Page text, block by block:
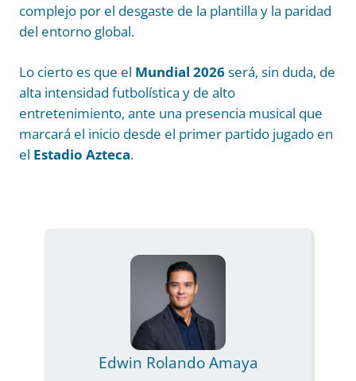
complejo por el desgaste de la plantilla y la paridad
del entorno global.
Lo cierto es que el Mundial 2026será, sin duda, de
alta intensidad futbolística y de alto
entretenimiento, ante una presencia musical que
marcará el inicio desde el primer partido jugado en
el Estadio Azteca.
Edwin Rolando Amaya